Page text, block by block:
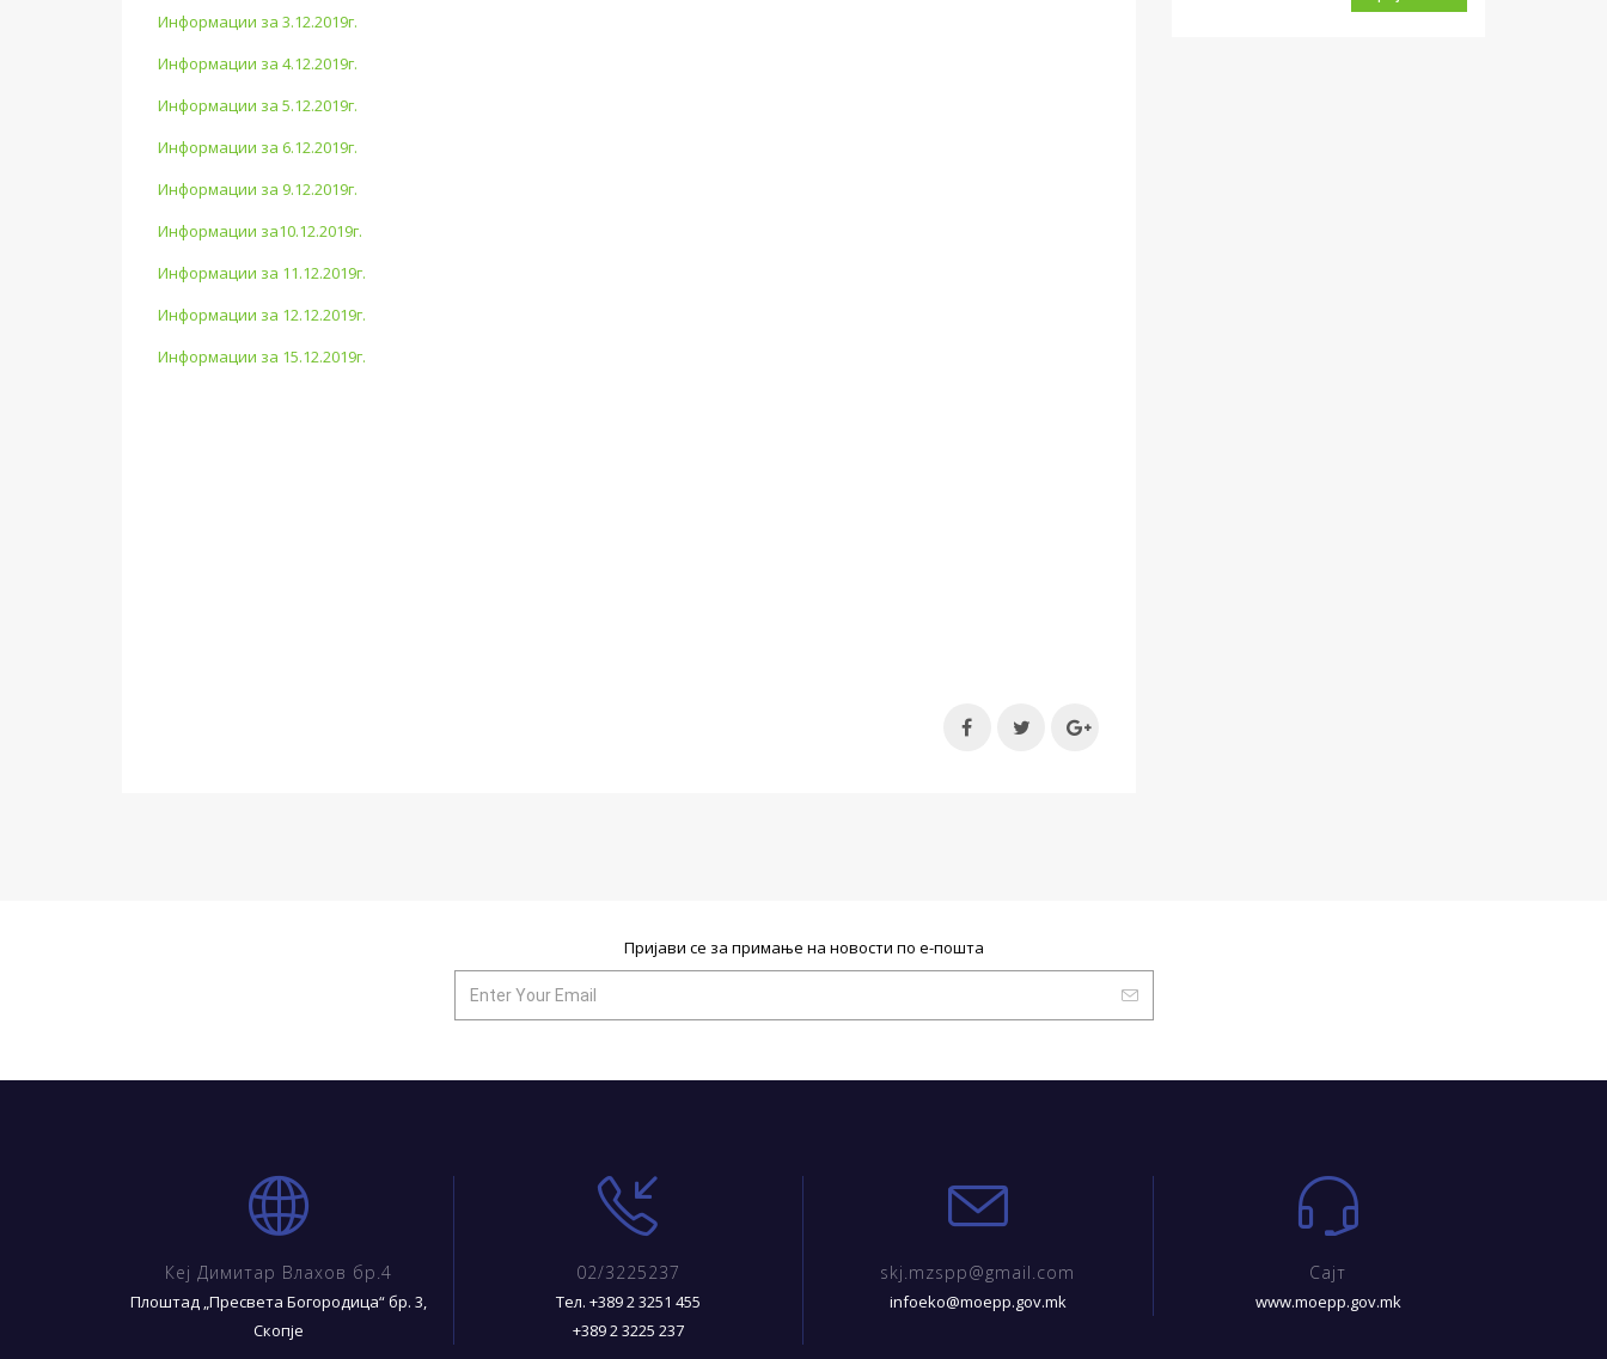
Информации за 3.12.2019г.
Информации за 4.12.2019г.
Информации за 5.12.2019г.
Информации за 6.12.2019г.
Информации за 9.12.2019г.
Информации за10.12.2019г.
Информации за 11.12.2019г.
Информации за 12.12.2019г.
Информации за 15.12.2019г.
Пријави се за примање на новости по е-пошта
Кеј Димитар Влахов бр.4
Плоштад „Пресвета Богородица“ бр. 3,
Скопје
02/3225237
Тел. +389 2 3251 455
+389 2 3225 237
skj.mzspp@gmail.com
infoeko@moepp.gov.mk
Сајт
www.moepp.gov.mk